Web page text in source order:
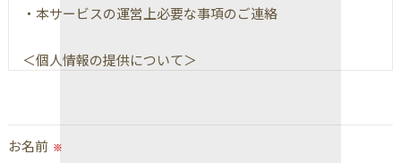
・本サービスの運営上必要な事項のご連絡
＜個人情報の提供について＞
取得した個人情報を第三者に提供することはいたしませ
ん。
お名前 ※